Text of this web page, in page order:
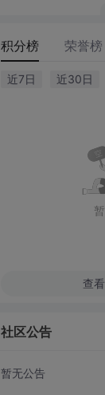
积分榜 荣誉榜
近7日 近30日
查
社区公告
暂无公告